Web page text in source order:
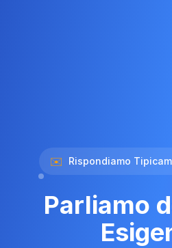
✉️ Rispondiamo
Parliamo